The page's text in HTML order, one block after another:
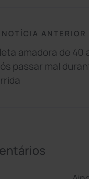
NOTÍCIA ANTERIOR
amadora de 40
passar mal